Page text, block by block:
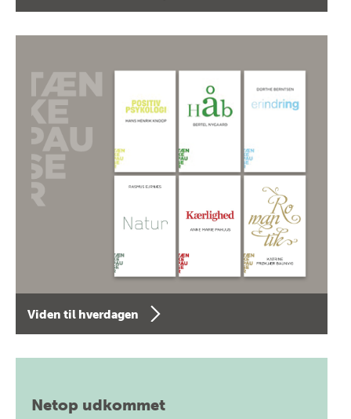
Viden til hverdagen
Netop udkommet